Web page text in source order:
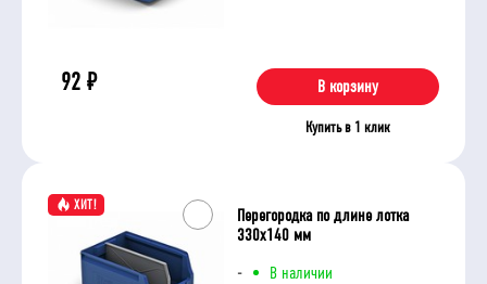
92 ₽ В корзину
Купить в 1 клик
ХИТ!
- В наличии
Перегородка по длине лотка
330х140 мм